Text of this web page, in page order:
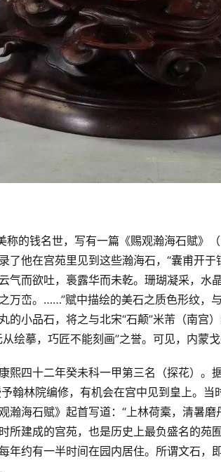
称的钱名世，写有一篇《赐观瀚海石赋》
了他在宫苑里见到这些瀚海石，“囊甫开
气而欲吐，裛露华而未乾。珊瑚凝采，水
万峦。……”赋中描绘的美石之质色形纹，
的小品石，将之与北宋“石颠”米芾（南宫
绘摹，巧匠不能刻画”之誉。可见，内蒙
熙四十二年癸未科一甲第三名（探花）。
翰林院编修，有机会在宫中见到皇上。
瀚海石赋》起首写道：“上林荷槖，清暑
所建成的宫苑，也是历史上最负盛名的苑
年约有一半时间在园内居住。所谓文石，